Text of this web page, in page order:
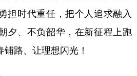
担时代重任，把个人追求融入
夕、不负韶华，在新征程上跑
路、让理想闪光！